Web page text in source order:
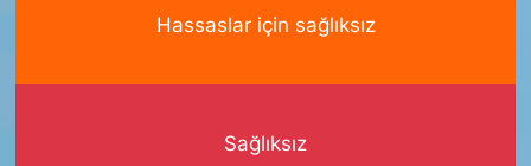
Hassaslar için sağlıksız
Sağlıksız